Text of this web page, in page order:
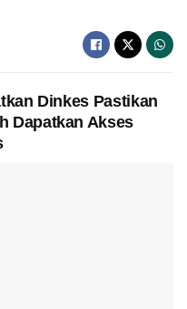
Dinkes Pastikan
Dapatkan Akses